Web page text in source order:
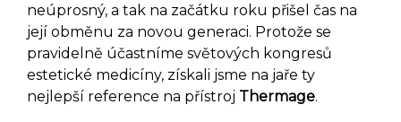
neúprosný, a tak na začátku roku přišel čas na
její obměnu za novou generaci. Protože se
pravidelně účastníme světových kongresů
estetické medicíny, získali jsme na jaře ty
nejlepší reference na přístroj Thermage.